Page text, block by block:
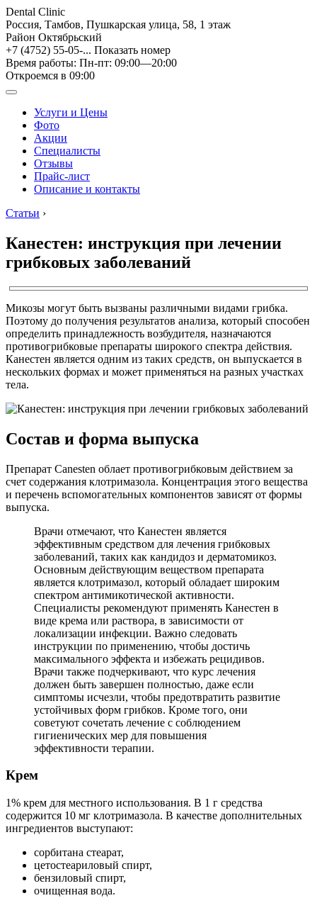
Dental Clinic
Россия, Тамбов, Пушкарская улица, 58, 1 этаж
Район Октябрьский
+7 (4752) 55-05-... Показать номер
Время работы: Пн-пт: 09:00—20:00
Откроемся в 09:00
Услуги и Цены
Фото
Акции
Специалисты
Отзывы
Прайс-лист
Описание и контакты
Статьи ›
Канестен: инструкция при лечении
грибковых заболеваний
Микозы могут быть вызваны различными видами грибка.
Поэтому до получения результатов анализа, который способен
определить принадлежность возбудителя, назначаются
противогрибковые препараты широкого спектра действия.
Канестен является одним из таких средств, он выпускается в
нескольких формах и может применяться на разных участках
тела.
Состав и форма выпуска
Препарат Canesten облает противогрибковым действием за
счет содержания клотримазола. Концентрация этого вещества
и перечень вспомогательных компонентов зависят от формы
выпуска.
Врачи отмечают, что Канестен является
эффективным средством для лечения грибковых
заболеваний, таких как кандидоз и дерматомикоз.
Основным действующим веществом препарата
является клотримазол, который обладает широким
спектром антимикотической активности.
Специалисты рекомендуют применять Канестен в
виде крема или раствора, в зависимости от
локализации инфекции. Важно следовать
инструкции по применению, чтобы достичь
максимального эффекта и избежать рецидивов.
Врачи также подчеркивают, что курс лечения
должен быть завершен полностью, даже если
симптомы исчезли, чтобы предотвратить развитие
устойчивых форм грибков. Кроме того, они
советуют сочетать лечение с соблюдением
гигиенических мер для повышения
эффективности терапии.
Крем
1% крем для местного использования. В 1 г средства
содержится 10 мг клотримазола. В качестве дополнительных
ингредиентов выступают:
сорбитана стеарат,
цетостеариловый спирт,
бензиловый спирт,
очищенная вода.